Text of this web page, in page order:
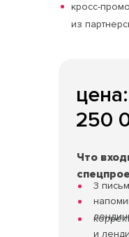
цена:
250
3
Что
и
кросс-
из